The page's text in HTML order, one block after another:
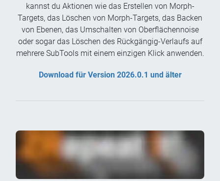
kannst du Aktionen wie das Erstellen von Morph-
Targets, das Löschen von Morph-Targets, das Backen
von Ebenen, das Umschalten von Oberflächennoise
oder sogar das Löschen des Rückgängig-Verlaufs auf
mehrere SubTools mit einem einzigen Klick anwenden.
Download für Version 2026.0.1 und älter